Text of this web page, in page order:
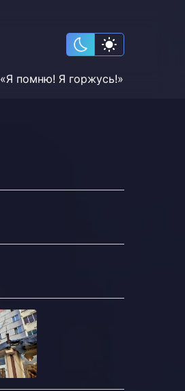
«Я помню! Я горжусь!»